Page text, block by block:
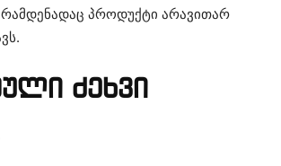
რამდენადაც პროდუქტი არავითარ
ძეხვი